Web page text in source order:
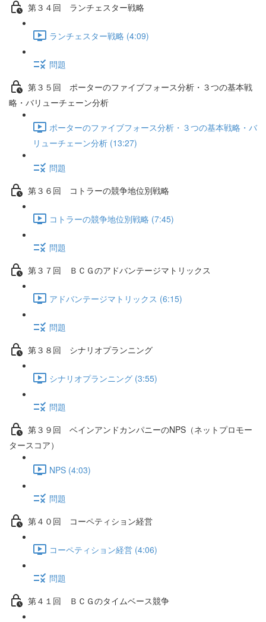
第３４回 ランチェスター戦略
ランチェスター戦略 (4:09)
問題
第３５回 ポーターのファイブフォース分析・３つの基本戦
略・バリューチェーン分析
ポーターのファイブフォース分析・３つの基本戦略・バ
リューチェーン分析 (13:27)
問題
第３６回 コトラーの競争地位別戦略
コトラーの競争地位別戦略 (7:45)
問題
第３７回 ＢＣＧのアドバンテージマトリックス
アドバンテージマトリックス (6:15)
問題
第３８回 シナリオプランニング
シナリオプランニング (3:55)
問題
第３９回 ベインアンドカンパニーのNPS（ネットプロモー
タースコア）
NPS (4:03)
問題
第４０回 コーペティション経営
コーペティション経営 (4:06)
問題
第４１回 ＢＣＧのタイムベース競争